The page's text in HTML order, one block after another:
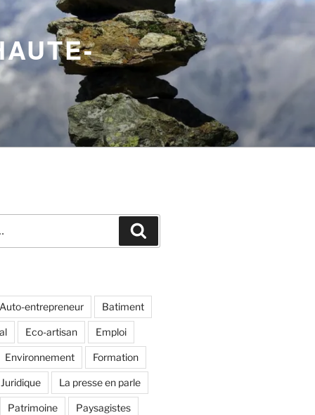
Auto-entrepreneur Batiment
Eco-artisan Emploi
Environnement Formation
Juridique La presse en parle
Patrimoine Paysagistes